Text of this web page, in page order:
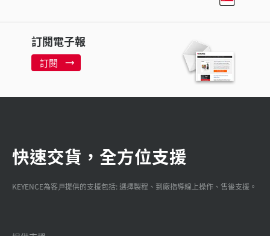
訂閱電子報
訂閱
快速交貨，全方位支援
KEYENCE為客戸提供的支援包括: 選擇製程、到廠指導線上操作、售後支援。